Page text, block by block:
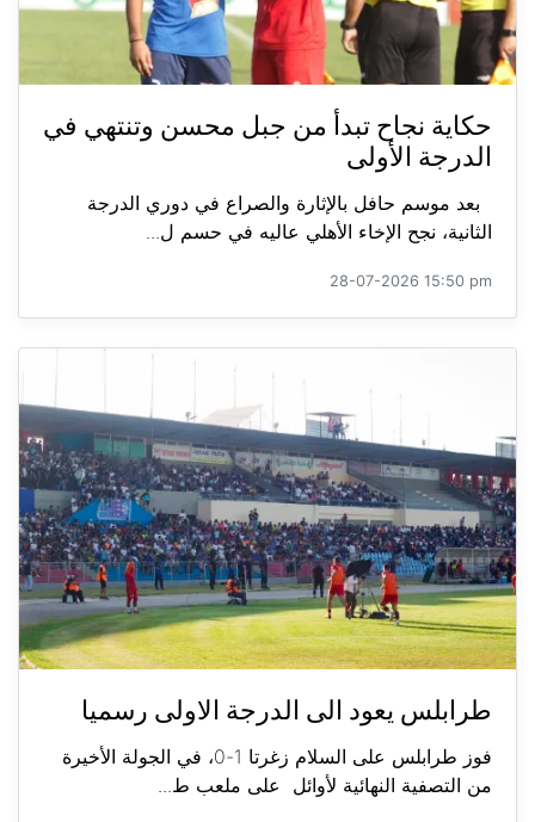
حكاية نجاح تبدأ من جبل محسن وتنتهي في
الدرجة الأولى
بعد موسم حافل بالإثارة والصراع في دوري الدرجة
الثانية، نجح الإخاء الأهلي عاليه في حسم ل...
28-07-2026 15:50 pm
طرابلس يعود الى الدرجة الاولى رسميا
فوز طرابلس على السلام زغرتا 1-0، في الجولة الأخيرة
من التصفية النهائية لأوائل على ملعب ط...